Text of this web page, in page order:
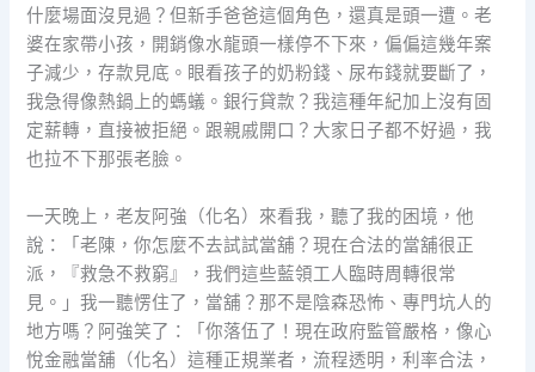
什麼場面沒見過？但新手爸爸這個角色，還真是頭一遭。老
婆在家帶小孩，開銷像水龍頭一樣停不下來，偏偏這幾年案
子減少，存款見底。眼看孩子的奶粉錢、尿布錢就要斷了，
我急得像熱鍋上的螞蟻。銀行貸款？我這種年紀加上沒有固
定薪轉，直接被拒絕。跟親戚開口？大家日子都不好過，我
也拉不下那張老臉。
一天晚上，老友阿強（化名）來看我，聽了我的困境，他
說：「老陳，你怎麼不去試試當舖？現在合法的當舖很正
派，『救急不救窮』，我們這些藍領工人臨時周轉很常
見。」我一聽愣住了，當舖？那不是陰森恐怖、專門坑人的
地方嗎？阿強笑了：「你落伍了！現在政府監管嚴格，像心
悅金融當舖（化名）這種正規業者，流程透明，利率合法，